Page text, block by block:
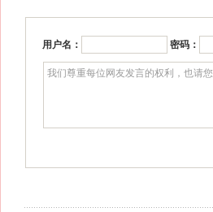
用户名： 密码：